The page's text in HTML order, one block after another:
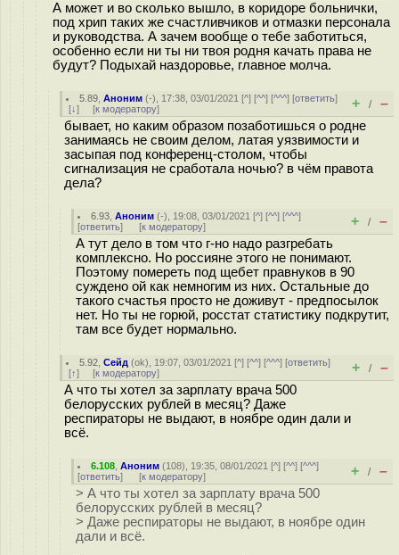
А может и во сколько вышло, в коридоре больнички,
под хрип таких же счастливчиков и отмазки персонала
и руководства. А зачем вообще о тебе заботиться,
особенно если ни ты ни твоя родня качать права не
будут? Подыхай наздоровье, главное молча.
5.89 ,Аноним (-), 17:38, 03/01/2021 [^] [^^] [^^^] [ответить]
[↓] [к модератору] + / –
бывает, но каким образом позаботишься о родне
занимаясь не своим делом, латая уязвимости и
засыпая под конференц-столом, чтобы
сигнализация не сработала ночью? в чём правота
дела?
6.93 ,Аноним (-), 19:08, 03/01/2021 [^] [^^] [^^^]
[ответить] [к модератору] + / –
А тут дело в том что г-но надо разгребать
комплексно. Но россияне этого не понимают.
Поэтому помереть под щебет правнуков в 90
суждено ой как немногим из них. Остальные до
такого счастья просто не доживут - предпосылок
нет. Но ты не горюй, росстат статистику подкрутит,
там все будет нормально.
5.92 ,Сейд (ok), 19:07, 03/01/2021 [^] [^^] [^^^] [ответить]
[↑] [к модератору] + / –
А что ты хотел за зарплату врача 500
белорусских рублей в месяц? Даже
респираторы не выдают, в ноябре один дали и
всё.
6.108 ,Аноним (108), 19:35, 08/01/2021 [^] [^^] [^^^]
[ответить] [к модератору] + / –
> А что ты хотел за зарплату врача 500
белорусских рублей в месяц?
> Даже респираторы не выдают, в ноябре один
дали и всё.